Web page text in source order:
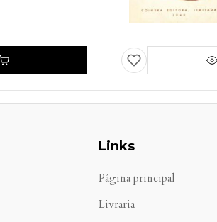
Links
Página principal
Livraria